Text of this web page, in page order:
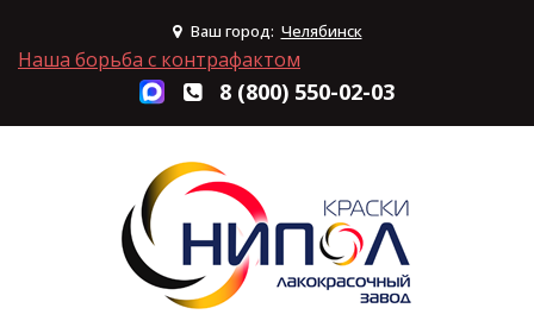
Ваш город: Челябинск
Наша борьба с контрафактом
8 (800) 550-02-03